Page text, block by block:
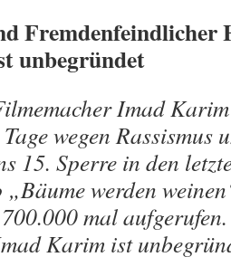
Fremdenfeindlicher
unbegründet
Imad
wegen Rassismus
15. Sperre in den
„Bäume werden
mal
Karim ist